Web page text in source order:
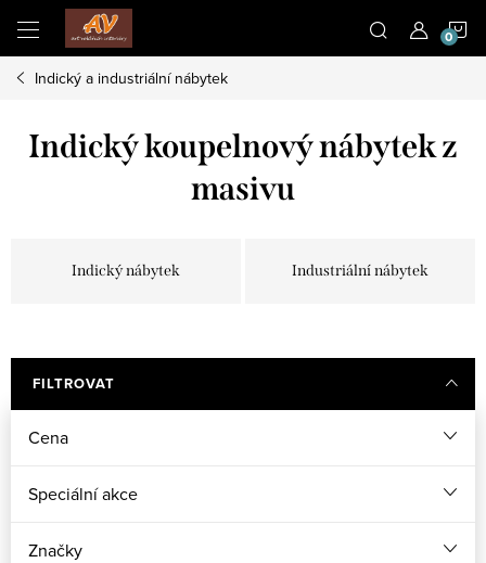
obsah
Indický a industriální nábytek
Indický koupelnový nábytek z
masivu
Indický nábytek Industriální nábytek
FILTROVAT
Cena
Speciální akce
Značky